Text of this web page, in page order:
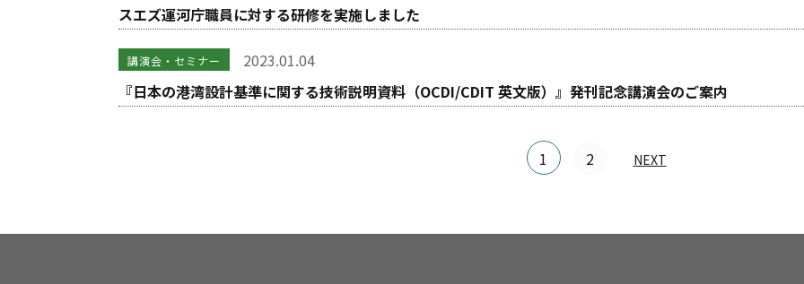
スエズ運河庁職員に対する研修を実施しました
講演会・セミナー
2023.01.04
『日本の港湾設計基準に関する技術説明資料（OCDI/CDIT 英文版）』発刊記念講演会のご案内
1 2 NEXT